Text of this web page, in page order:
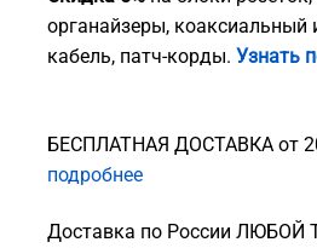
органайзеры, коаксиальный
кабель, патч-корды. Узнать
БЕСПЛАТНАЯ ДОСТАВКА от
подробнее
Доставка по России ЛЮБОЙ